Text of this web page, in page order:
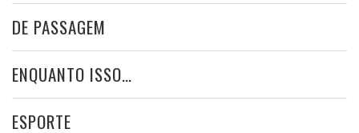
DE PASSAGEM
ENQUANTO ISSO…
ESPORTE